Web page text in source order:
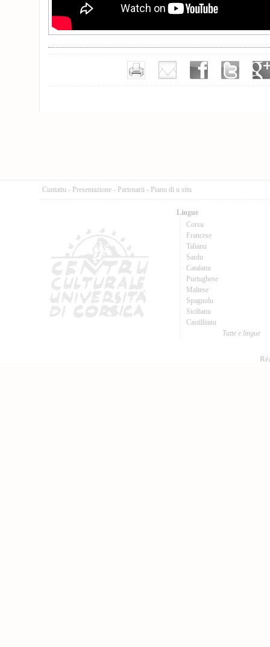
Cuntattu - Presentazione - Partenarii - Pianu di u situ
Lingue
Corsu
Francese
Talianu
Sardu
Catalanu
Purtughese
Maltese
Spagnolu
Sicilianu
Castillianu
Tutte e lingue